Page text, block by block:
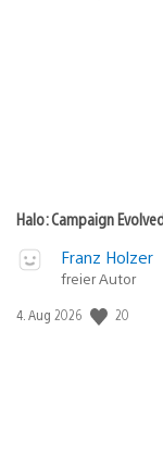
Halo: Campaign
Franz Holzer
freier Autor
Veröffentlichungsdatum:
4. Aug 2026 20